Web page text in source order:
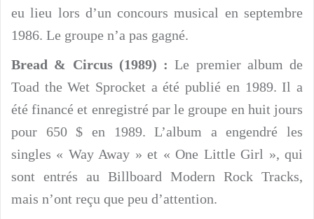
eu lieu lors d’un concours musical en septembre
1986. Le groupe n’a pas gagné.
Bread & Circus (1989) : Le premier album de
Toad the Wet Sprocket a été publié en 1989. Il a
été financé et enregistré par le groupe en huit jours
pour 650 $ en 1989. L’album a engendré les
singles « Way Away » et « One Little Girl », qui
sont entrés au Billboard Modern Rock Tracks,
mais n’ont reçu que peu d’attention.